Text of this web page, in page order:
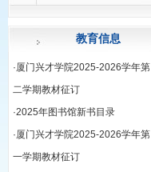
教育信息
·厦门兴才学院2025-2026学年第
二学期教材征订
·2025年图书馆新书目录
·厦门兴才学院2025-2026学年第
一学期教材征订